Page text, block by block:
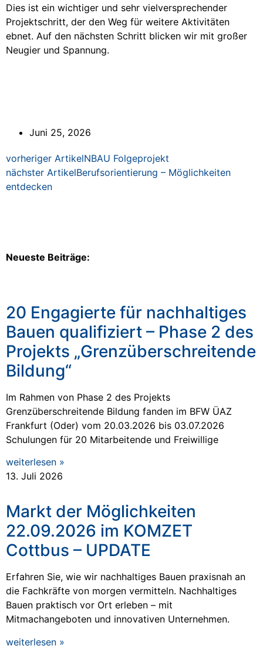
Dies ist ein wichtiger und sehr vielversprechender
Projektschritt, der den Weg für weitere Aktivitäten
ebnet. Auf den nächsten Schritt blicken wir mit großer
Neugier und Spannung.
Juni 25, 2026
vorheriger ArtikelNBAU Folgeprojekt
nächster ArtikelBerufsorientierung – Möglichkeiten
entdecken
Neueste Beiträge:
20 Engagierte für nachhaltiges
Bauen qualifiziert – Phase 2 des
Projekts „Grenzüberschreitende
Bildung“
Im Rahmen von Phase 2 des Projekts
Grenzüberschreitende Bildung fanden im BFW ÜAZ
Frankfurt (Oder) vom 20.03.2026 bis 03.07.2026
Schulungen für 20 Mitarbeitende und Freiwillige
weiterlesen »
13. Juli 2026
Markt der Möglichkeiten
22.09.2026 im KOMZET
Cottbus – UPDATE
Erfahren Sie, wie wir nachhaltiges Bauen praxisnah an
die Fachkräfte von morgen vermitteln. Nachhaltiges
Bauen praktisch vor Ort erleben – mit
Mitmachangeboten und innovativen Unternehmen.
weiterlesen »